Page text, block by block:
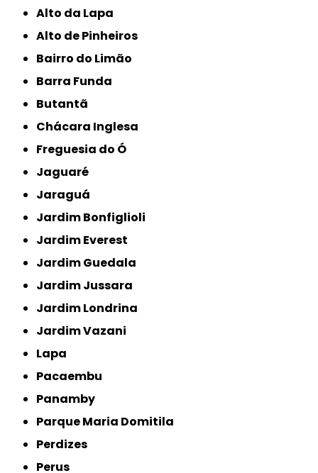
Alto da Lapa
Alto de Pinheiros
Bairro do Limão
Barra Funda
Butantã
Chácara Inglesa
Freguesia do Ó
Jaguaré
Jaraguá
Jardim Bonfiglioli
Jardim Everest
Jardim Guedala
Jardim Jussara
Jardim Londrina
Jardim Vazani
Lapa
Pacaembu
Panamby
Parque Maria Domitila
Perdizes
Perus